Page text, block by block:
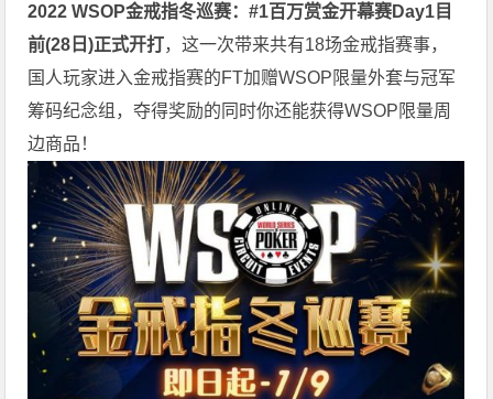
2022 WSOP金戒指冬巡赛：#1百万赏金开幕赛Day1目
前(28日)正式开打，这一次带来共有18场金戒指赛事，
国人玩家进入金戒指赛的FT加赠WSOP限量外套与冠军
筹码纪念组，夺得奖励的同时你还能获得WSOP限量周
边商品！